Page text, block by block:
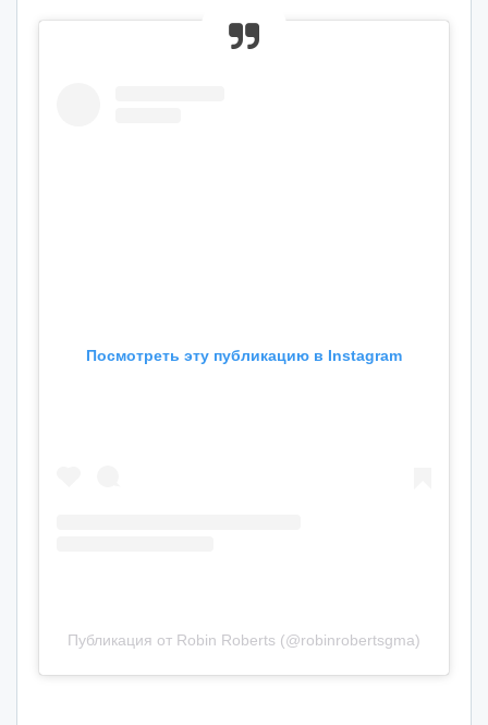
Посмотреть эту публикацию в Instagram
Публикация от Robin Roberts (@robinrobertsgma)